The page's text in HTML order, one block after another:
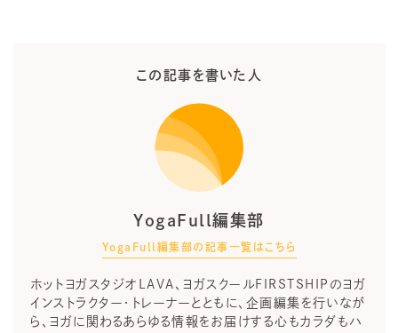
この記事を書いた人
YogaFull編集部
YogaFull編集部の記事一覧はこちら
ホットヨガスタジオLAVA、ヨガスクールFIRSTSHIPのヨガ
インストラクター・トレーナーとともに、企画編集を行いなが
ら、ヨガに関わるあらゆる情報をお届けする心もカラダもハ